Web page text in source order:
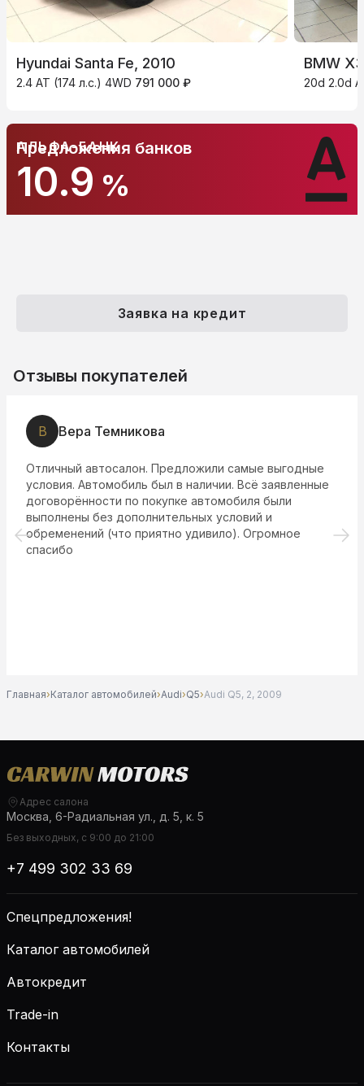
Hyundai Santa Fe, 2010
2.4 AT (174 л.с.) 4WD 791 000 ₽
BMW
20d 2.0d
АЛЬФА-БАНК
10.9 %
Предложения банков
Заявка на кредит
Отзывы покупателей
Темникова
автосалон. Предложили самые выгодные
был в наличии. Всё заявленные
по покупке автомобиля были
без дополнительных условий и
(что приятно удивило). Огромное
Все
отличный
Главная›Каталог автомобилей›Audi›Q5›Audi Q5, 2, 2009
Адрес салона
Москва, 6-Радиальная ул., д. 5, к. 5
Без выходных, с 9:00 до 21:00
+7 499 302 33 69
Спецпредложения!
Каталог автомобилей
Автокредит
Trade-in
Контакты